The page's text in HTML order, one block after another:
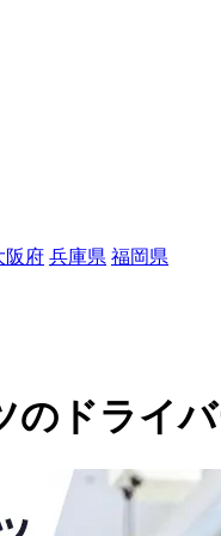
阪府 兵庫県 福岡県
ドライバ